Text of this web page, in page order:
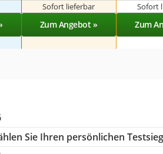
Sofort lieferbar Sofort
Zum Angebot » Zum
Sie Ihren persönlichen